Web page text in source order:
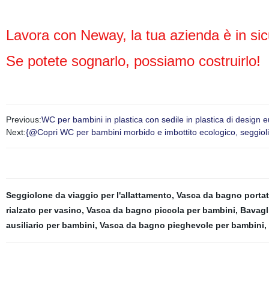
Lavora con Neway, la tua azienda è in
Se potete sognarlo, possiamo costruirlo!
Previous:WC per bambini in plastica con sedile in plastica di design
Next:{@Copri WC per bambini morbido e imbottito ecologico,
Seggiolone da viaggio per l'allattamento, Vasca da bagno
rialzato per vasino, Vasca da bagno piccola per bambini,
ausiliario per bambini, Vasca da bagno pieghevole per bambini,